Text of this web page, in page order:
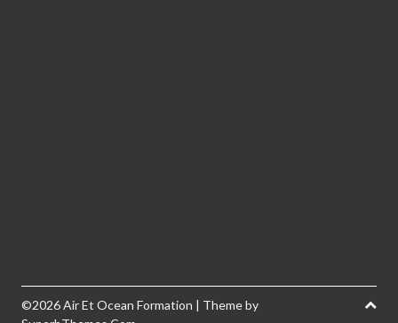
©2026 Air Et Ocean Formation | Theme by